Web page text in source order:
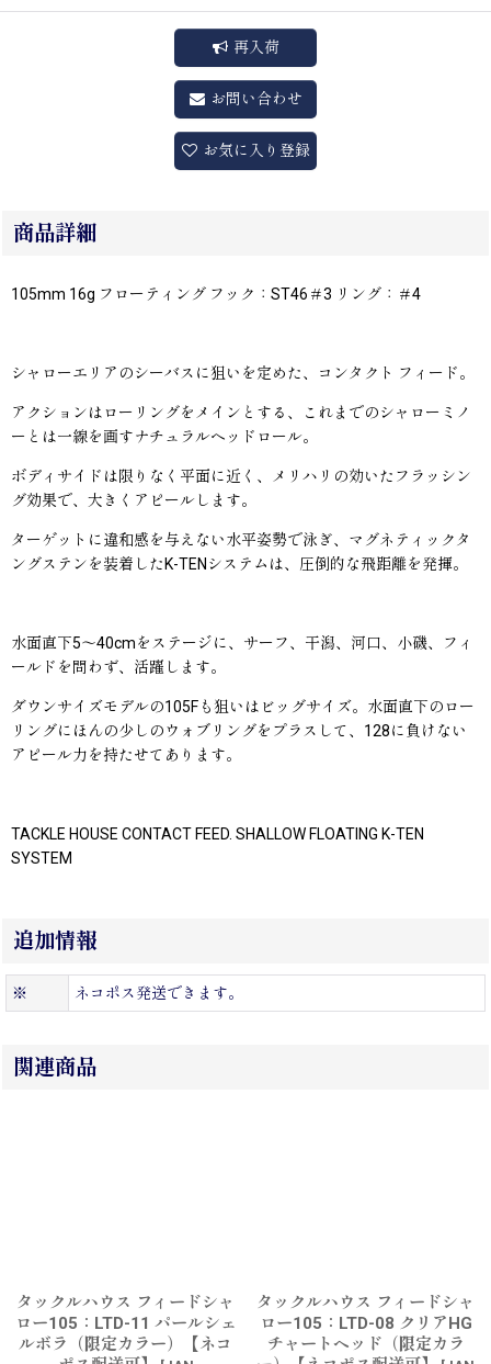
再入荷
お問い合わせ
お気に入り登録
商品詳細
105mm 16g フローティング フック：ST46＃3 リング：＃4
シャローエリアのシーバスに狙いを定めた、コンタクト フィード。
アクションはローリングをメインとする、これまでのシャローミノ
ーとは一線を画すナチュラルヘッドロール。
ボディサイドは限りなく平面に近く、メリハリの効いたフラッシン
グ効果で、大きくアピールします。
ターゲットに違和感を与えない水平姿勢で泳ぎ、マグネティックタ
ングステンを装着したK-TENシステムは、圧倒的な飛距離を発揮。
水面直下5〜40cmをステージに、サーフ、干潟、河口、小磯、フィ
ールドを問わず、活躍します。
ダウンサイズモデルの105Fも狙いはビッグサイズ。水面直下のロー
リングにほんの少しのウォブリングをプラスして、128に負けない
アピール力を持たせてあります。
TACKLE HOUSE CONTACT FEED. SHALLOW FLOATING K-TEN
SYSTEM
追加情報
※ ネコポス発送できます。
関連商品
タックルハウス フィードシャ
ロー105：LTD-11 パールシェ
ルボラ（限定カラー）【ネコ
タックルハウス フィードシャ
ロー105：LTD-08 クリアHG
チャートヘッド（限定カラ